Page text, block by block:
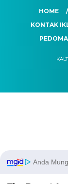
HOME
KONTAK